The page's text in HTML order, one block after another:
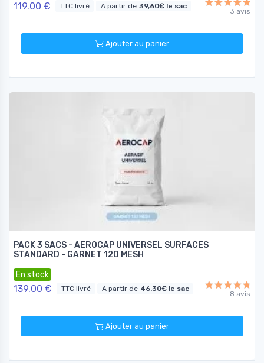
119.00 € TTC livré A partir de 39,60€ le sac
3 avis
Ajouter au panier
PACK 3 SACS - AEROCAP UNIVERSEL SURFACES
STANDARD - GARNET 120 MESH
En stock
139.00 € TTC livré A partir de 46.30€ le sac
8 avis
Ajouter au panier